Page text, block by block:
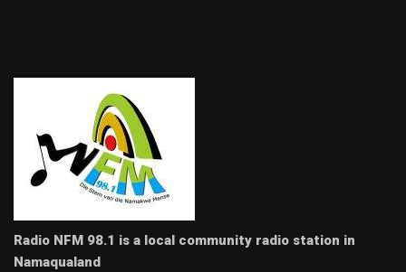
Radio NFM 98.1 is a local community radio station in
Namaqualand